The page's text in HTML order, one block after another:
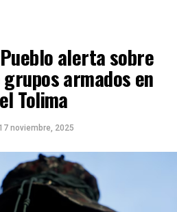
alerta sobre
armados en
Tolima
noviembre, 2025